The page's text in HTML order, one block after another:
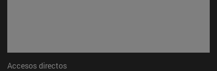
Accesos directos